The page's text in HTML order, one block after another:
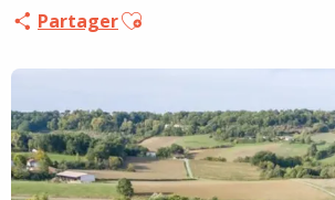
PartagerAjouter aux favoris